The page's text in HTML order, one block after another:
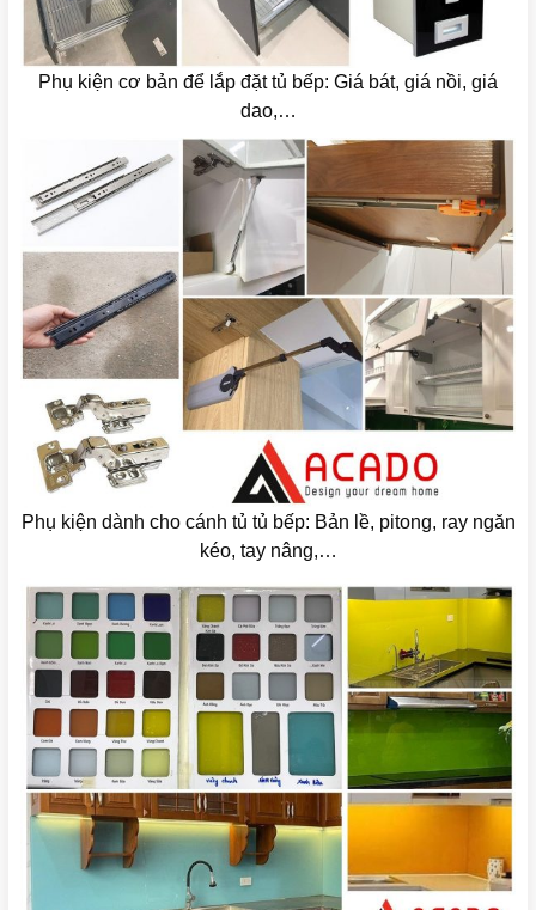
Phụ kiện cơ bản để lắp đặt tủ bếp: Giá bát, giá nồi, giá
dao,…
Phụ kiện dành cho cánh tủ tủ bếp: Bản lề, pitong, ray ngăn
kéo, tay nâng,…